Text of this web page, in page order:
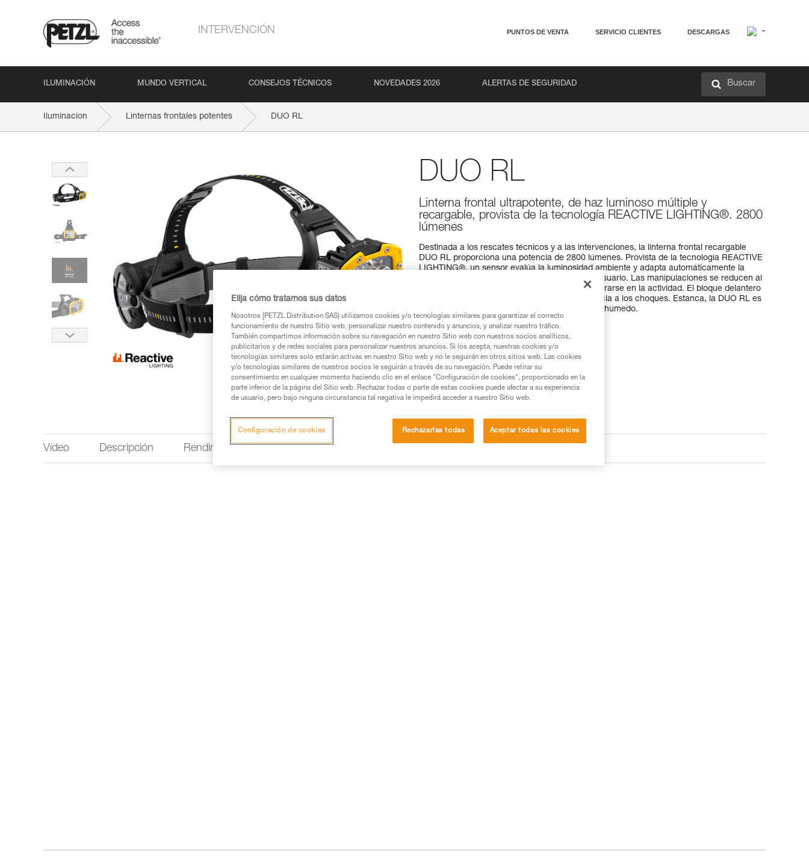
INTERVENCIÓN PUNTOS DE VENTA SERVICIO CLIENTES DESCARGAS
ILUMINACIÓN MUNDO VERTICAL CONSEJOS TÉCNICOS NOVEDADES 2026 ALERTAS DE SEGURIDAD Buscar
Iluminacion Linternas frontales potentes DUO RL
DUO RL
Linterna frontal ultrapotente, de haz luminoso múltiple y
recargable, provista de la tecnología REACTIVE LIGHTING®. 2800
lúmenes
Destinada a los rescates técnicos y a las intervenciones, la linterna frontal recargable
DUO RL proporciona una potencia de 2800 lúmenes. Provista de la tecnología REACTIVE
LIGHTING®, un sensor evalúa la luminosidad ambiente y adapta automáticamente la
potencia de iluminación a las necesidades del usuario. Las manipulaciones se reducen al
mínimo y la autonomía se optimiza para concentrarse en la actividad. El bloque delantero
de aluminio proporciona una excelente resistencia a los choques. Estanca, la DUO RL es
adecuada para las utilizaciones en un ambiente húmedo.
Buscar un punto de venta
Vídeo Descripción Rendimientos de la iluminación
Elija cómo tratamos sus datos
Nosotros [PETZL Distribution SAS) utilizamos cookies y/o tecnologías similares para garantizar el correcto
funcionamiento de nuestro Sitio web, personalizar nuestro contenido y anuncios, y analizar nuestro tráfico.
También compartimos información sobre su navegación en nuestro Sitio web con nuestros socios analíticos,
publicitarios y de redes sociales para personalizar nuestros anuncios. Si los acepta, nuestras cookies y/o
tecnologías similares solo estarán activas en nuestro Sitio web y no le seguirán en otros sitios web. Las cookies
y/o tecnologías similares de nuestros socios le seguirán a través de su navegación. Puede retirar su
consentimiento en cualquier momento haciendo clic en el enlace "Configuración de cookies", proporcionado en la
parte inferior de la página del Sitio web. Rechazar todas o parte de estas cookies puede afectar a su experiencia
de usuario, pero bajo ninguna circunstancia tal negativa le impedirá acceder a nuestro Sitio web.
Rechazarlas todas Aceptar todas las cookies
Configuración de cookies